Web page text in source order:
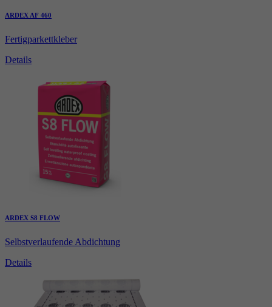
ARDEX AF 460
Fertigparkettkleber
Details
ARDEX S8 FLOW
Selbstverlaufende Abdichtung
Details